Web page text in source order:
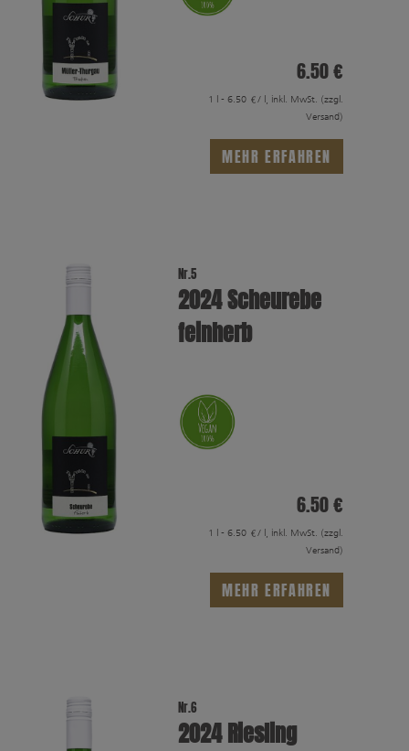
6.50 €
1 l - 6.50 €/ l, inkl. MwSt. (zzgl.
Versand)
MEHR ERFAHREN
Nr.5
2024 Scheurebe
feinherb
6.50 €
1 l - 6.50 €/ l, inkl. MwSt. (zzgl.
Versand)
MEHR ERFAHREN
Nr.6
2024 Riesling